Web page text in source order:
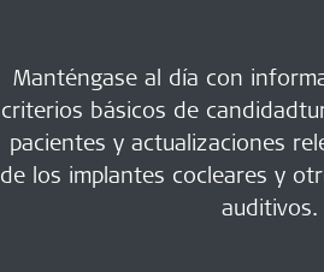
Manténgase al día con
criterios básicos de
pacientes y actualizaciones
de los implantes cocleares y
auditivos.